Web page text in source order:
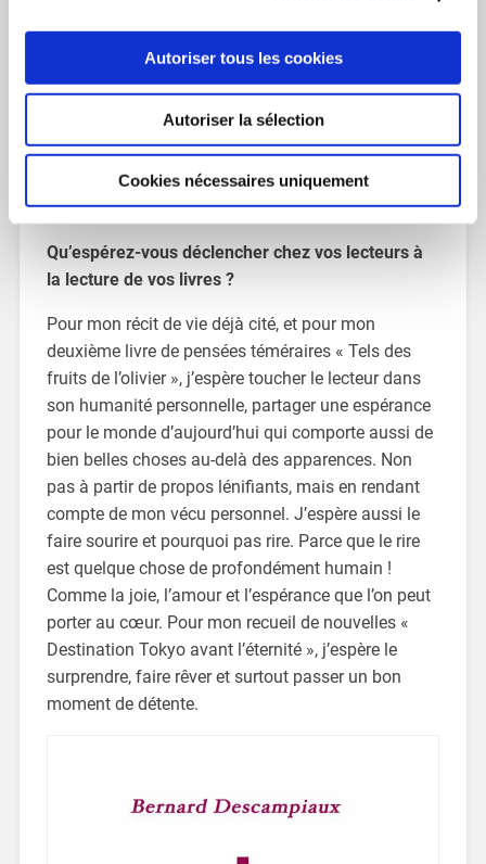
Autoriser tous les cookies
Autoriser la sélection
Cookies nécessaires uniquement
J’aimerais arriver à écrire un roman dans ce sens,
qui soit de la fiction inspirée de mon parcours de
vie, notamment mes engagements au service de
personnes en difficulté psychologique de diverses
étonnante.
Qu’espérez-vous déclencher chez vos lecteurs à
la lecture de vos livres ?
Pour mon récit de vie déjà cité, et pour mon
deuxième livre de pensées téméraires « Tels des
fruits de l’olivier », j’espère toucher le lecteur dans
son humanité personnelle, partager une espérance
pour le monde d’aujourd’hui qui comporte aussi de
bien belles choses au-delà des apparences. Non
pas à partir de propos lénifiants, mais en rendant
compte de mon vécu personnel. J’espère aussi le
faire sourire et pourquoi pas rire. Parce que le rire
est quelque chose de profondément humain !
Comme la joie, l’amour et l’espérance que l’on peut
porter au cœur. Pour mon recueil de nouvelles «
Destination Tokyo avant l’éternité », j’espère le
surprendre, faire rêver et surtout passer un bon
moment de détente.